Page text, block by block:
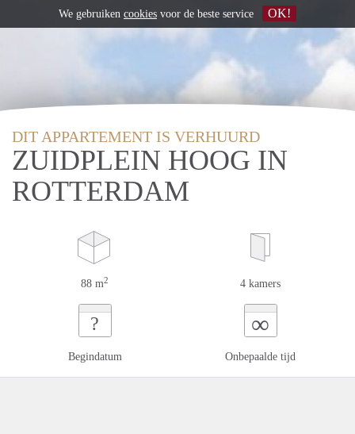
DIT APPARTEMENT IS VERHUURD
ZUIDPLEIN HOOG IN
ROTTERDAM
88 m2 4 kamers
?
Begindatum
∞
Onbepaalde tijd
We gebruiken cookies voor de beste service OK!